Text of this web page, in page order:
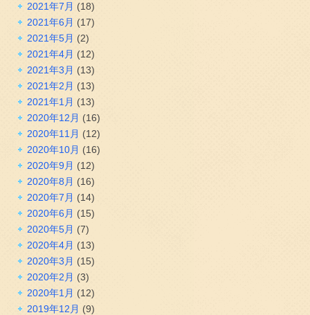
2021年7月 (18)
2021年6月 (17)
2021年5月 (2)
2021年4月 (12)
2021年3月 (13)
2021年2月 (13)
2021年1月 (13)
2020年12月 (16)
2020年11月 (12)
2020年10月 (16)
2020年9月 (12)
2020年8月 (16)
2020年7月 (14)
2020年6月 (15)
2020年5月 (7)
2020年4月 (13)
2020年3月 (15)
2020年2月 (3)
2020年1月 (12)
2019年12月 (9)